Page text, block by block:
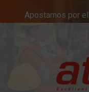
Apostamos por
Innovación